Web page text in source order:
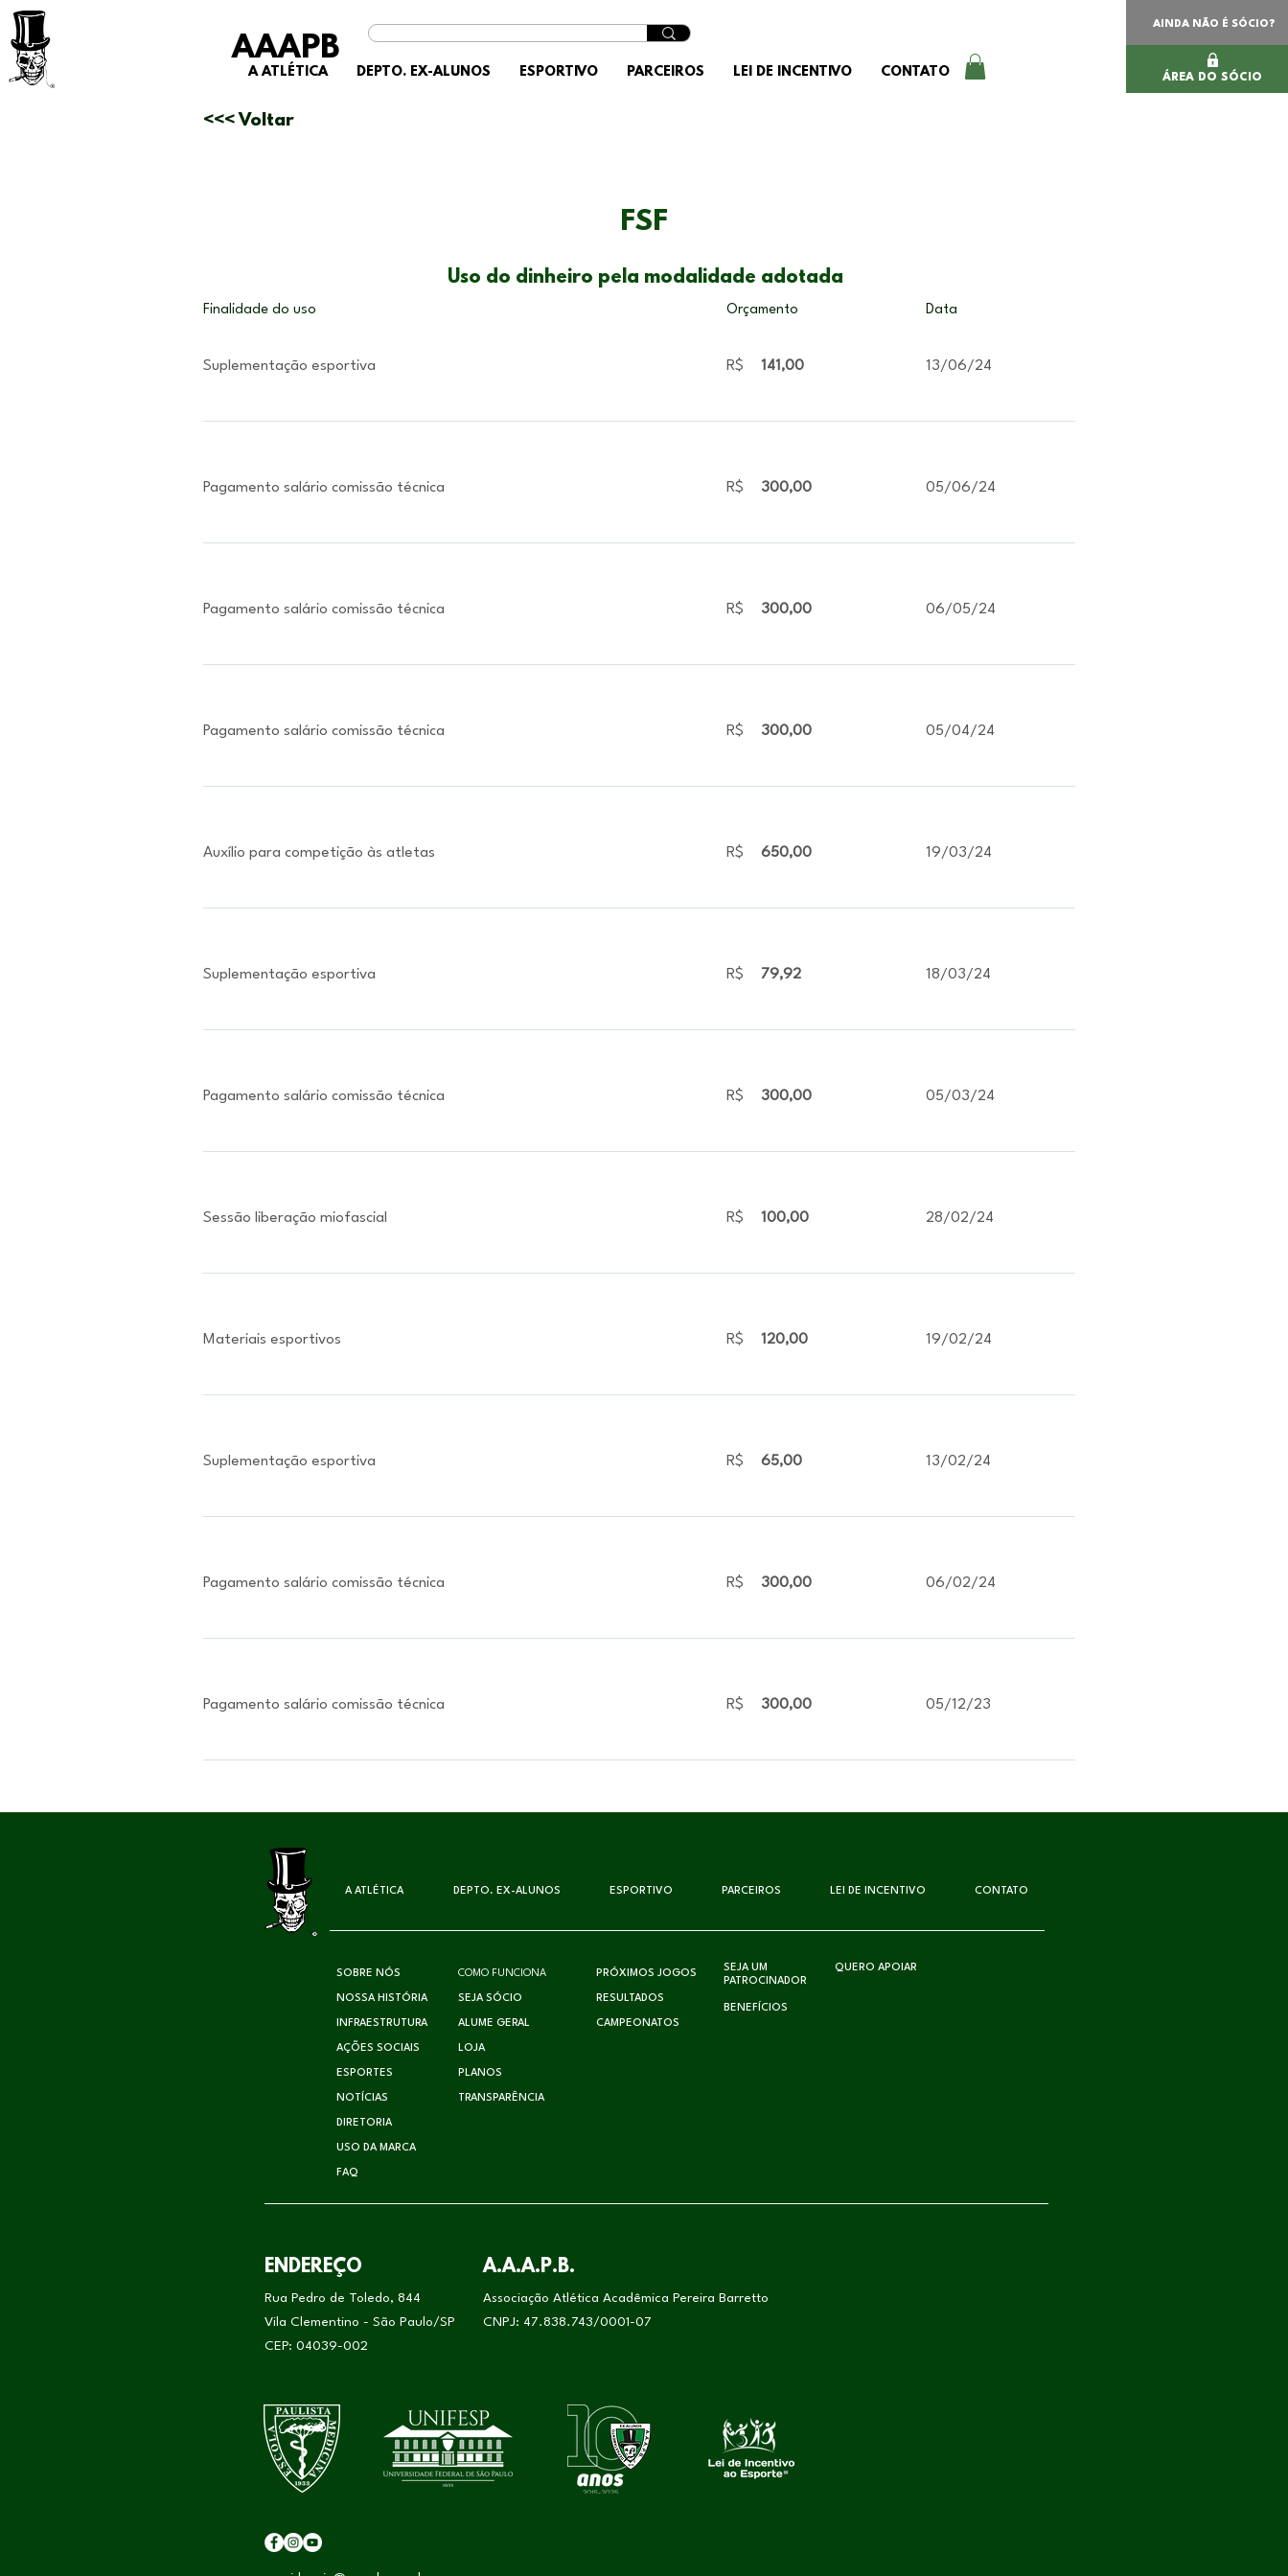
AAAPB
A ATLÉTICA DEPTO. EX-ALUNOS ESPORTIVO PARCEIROS LEI DE INCENTIVO CONTATO
AINDA NÃO É SÓCIO?
ÁREA DO SÓCIO
<<< Voltar
FSF
Uso do dinheiro pela modalidade adotada
Finalidade do uso Orçamento Data
Suplementação esportiva R$ 141,00 13/06/24
Pagamento salário comissão técnica R$ 300,00 05/06/24
Pagamento salário comissão técnica R$ 300,00 06/05/24
Pagamento salário comissão técnica R$ 300,00 05/04/24
Auxílio para competição às atletas R$ 650,00 19/03/24
Suplementação esportiva R$ 79,92 18/03/24
Pagamento salário comissão técnica R$ 300,00 05/03/24
Sessão liberação miofascial R$ 100,00 28/02/24
Materiais esportivos R$ 120,00 19/02/24
Suplementação esportiva R$ 65,00 13/02/24
Pagamento salário comissão técnica R$ 300,00 06/02/24
Pagamento salário comissão técnica R$ 300,00 05/12/23
A ATLÉTICA DEPTO. EX-ALUNOS ESPORTIVO PARCEIROS LEI DE INCENTIVO CONTATO
SOBRE NÓS
NOSSA HISTÓRIA
INFRAESTRUTURA
AÇÕES SOCIAIS
ESPORTES
NOTÍCIAS
DIRETORIA
USO DA MARCA
FAQ
COMO FUNCIONA
SEJA SÓCIO
ALUME GERAL
LOJA
PLANOS
TRANSPARÊNCIA
PRÓXIMOS JOGOS
RESULTADOS
CAMPEONATOS
SEJA UM
PATROCINADOR
BENEFÍCIOS
QUERO APOIAR
ENDEREÇO
Rua Pedro de Toledo, 844
Vila Clementino - São Paulo/SP
CEP: 04039-002
A.A.A.P.B.
Associação Atlética Acadêmica Pereira Barretto
CNPJ: 47.838.743/0001-07